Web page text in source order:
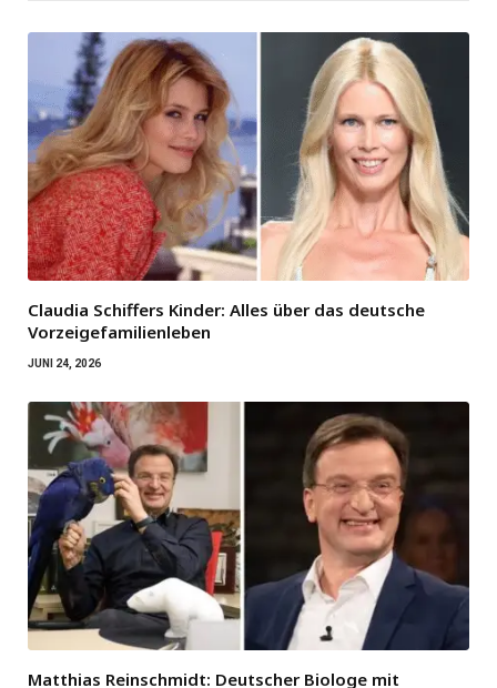
Claudia Schiffers Kinder: Alles über das deutsche
Vorzeigefamilienleben
JUNI 24, 2026
Matthias Reinschmidt: Deutscher Biologe mit